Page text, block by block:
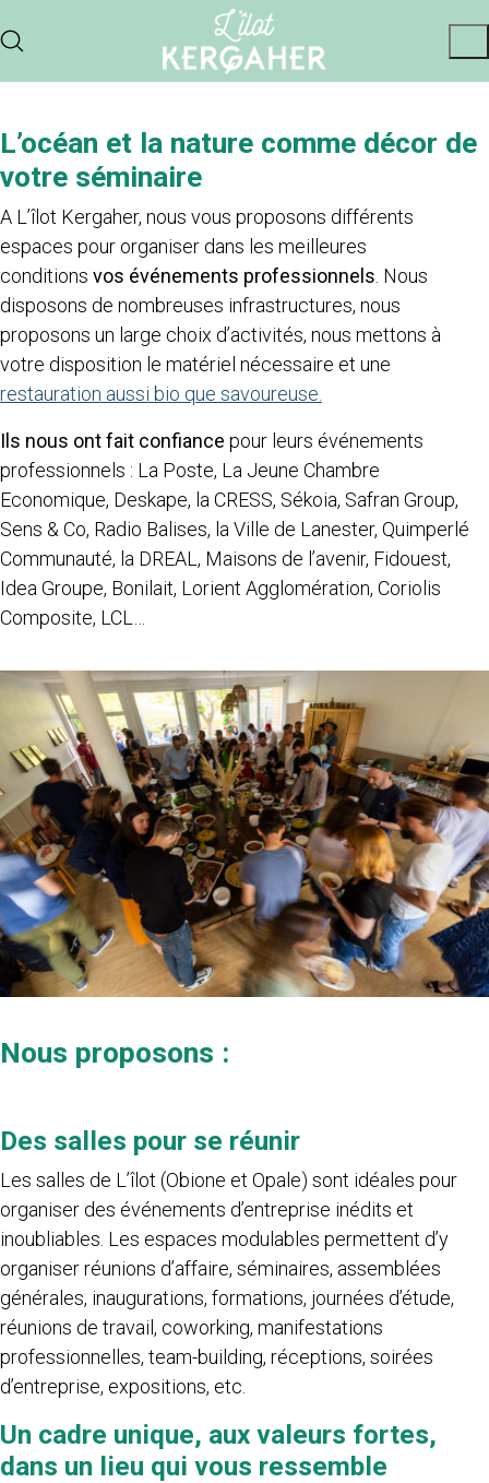
L’océan et la nature comme décor de
votre séminaire
A L’îlot Kergaher, nous vous proposons différents
espaces pour organiser dans les meilleures
conditions vos événements professionnels . Nous
disposons de nombreuses infrastructures, nous
proposons un large choix d’activités, nous mettons à
votre disposition le matériel nécessaire et une
restauration aussi bio que savoureuse.
Ils nous ont fait confiance pour leurs événements
professionnels : La Poste, La Jeune Chambre
Economique, Deskape, la CRESS, Sékoia, Safran Group,
Sens & Co, Radio Balises, la Ville de Lanester, Quimperlé
Communauté, la DREAL, Maisons de l’avenir, Fidouest,
Idea Groupe, Bonilait, Lorient Agglomération, Coriolis
Composite, LCL…
Nous proposons :
Des salles pour se réunir
Les salles de L’îlot (Obione et Opale) sont idéales pour
organiser des événements d’entreprise inédits et
inoubliables. Les espaces modulables permettent d’y
organiser réunions d’affaire, séminaires, assemblées
générales, inaugurations, formations, journées d’étude,
réunions de travail, coworking, manifestations
professionnelles, team-building, réceptions, soirées
d’entreprise, expositions, etc.
Un cadre unique, aux valeurs fortes,
dans un lieu qui vous ressemble